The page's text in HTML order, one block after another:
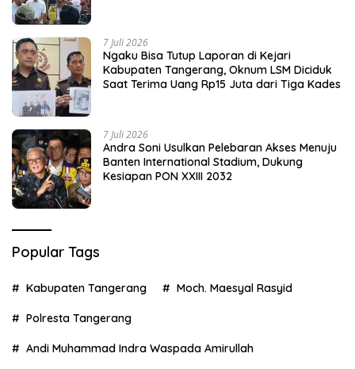
7 Juli 2026
Ngaku Bisa Tutup Laporan di Kejari
Kabupaten Tangerang, Oknum LSM Diciduk
Saat Terima Uang Rp15 Juta dari Tiga Kades
7 Juli 2026
Andra Soni Usulkan Pelebaran Akses Menuju
Banten International Stadium, Dukung
Kesiapan PON XXIII 2032
Popular Tags
Kabupaten Tangerang Moch. Maesyal Rasyid
Polresta Tangerang
Andi Muhammad Indra Waspada Amirullah